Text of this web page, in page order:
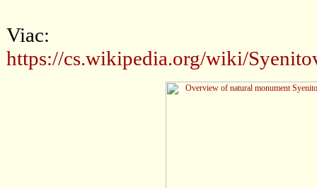
Viac:
https://cs.wikipedia.org/wiki/